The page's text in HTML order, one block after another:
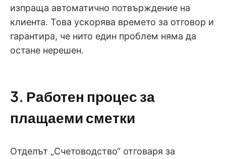
изпраща автоматично потвърждение на
клиента. Това ускорява времето за отговор и
гарантира, че нито един проблем няма да
остане нерешен.
3. Работен процес за
плащаеми сметки
Отделът „Счетоводство“ отговаря за